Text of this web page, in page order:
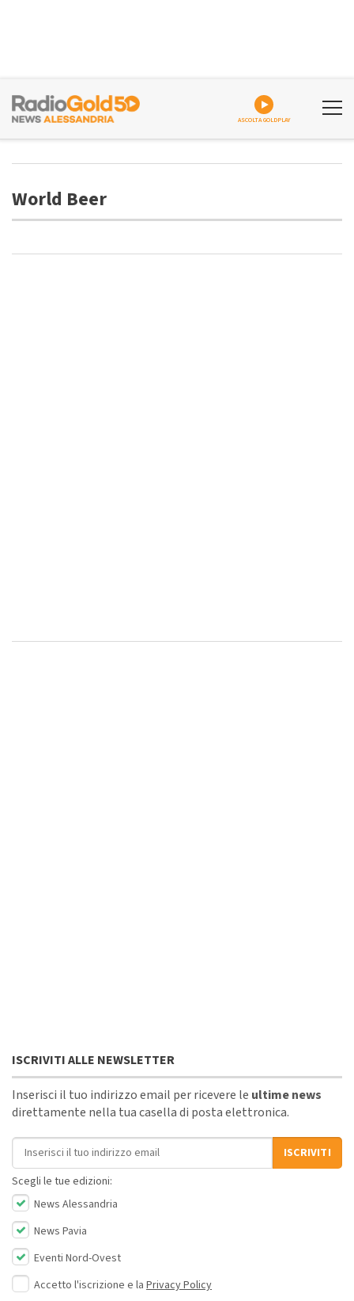
ASCOLTA GOLDPLAY
World Beer
ISCRIVITI ALLE NEWSLETTER
Inserisci il tuo indirizzo email per ricevere le ultime news
direttamente nella tua casella di posta elettronica.
Indirizzo email
ISCRIVITI
Scegli le tue edizioni:
News Alessandria
News Pavia
Eventi Nord-Ovest
Accetto l'iscrizione e la Privacy Policy